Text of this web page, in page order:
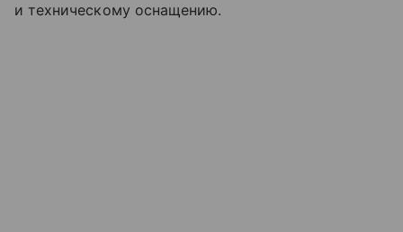
и техническому оснащению.